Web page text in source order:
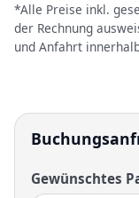
*Alle Preise inkl.
der Rechnung
und Anfahrt
Gewünschtes